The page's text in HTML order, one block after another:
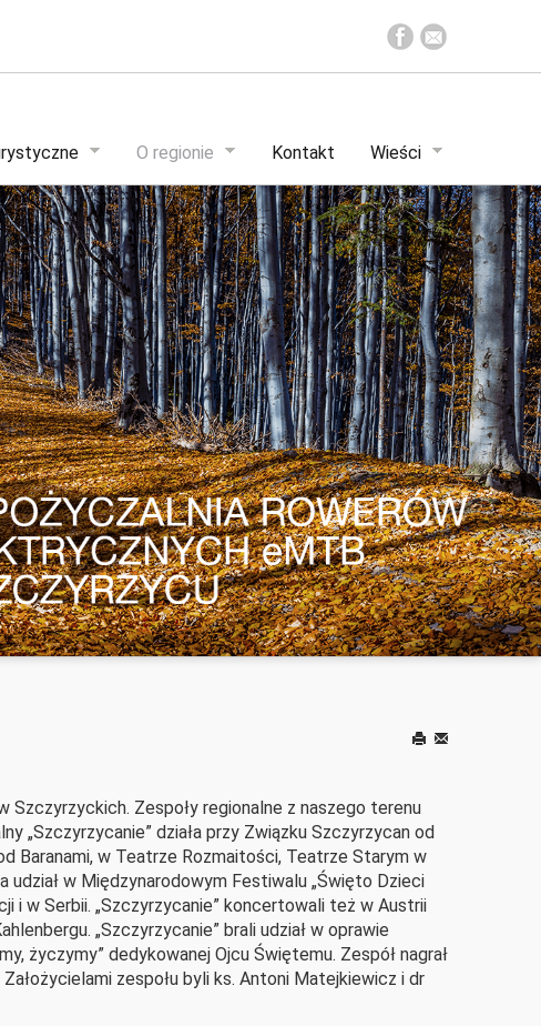
O regionie Kontakt Wieści
Szczyrzyckich. Zespoły regionalne z naszego terenu
„Szczyrzycanie” działa przy Związku Szczyrzycan od
Baranami, w Teatrze Rozmaitości, Teatrze Starym w
udział w Międzynarodowym Festiwalu „Święto Dzieci
i w Serbii. „Szczyrzycanie” koncertowali też w Austrii
„Szczyrzycanie” brali udział w oprawie
życzymy” dedykowanej Ojcu Świętemu. Zespół nagrał
zespołu byli ks. Antoni Matejkiewicz i dr